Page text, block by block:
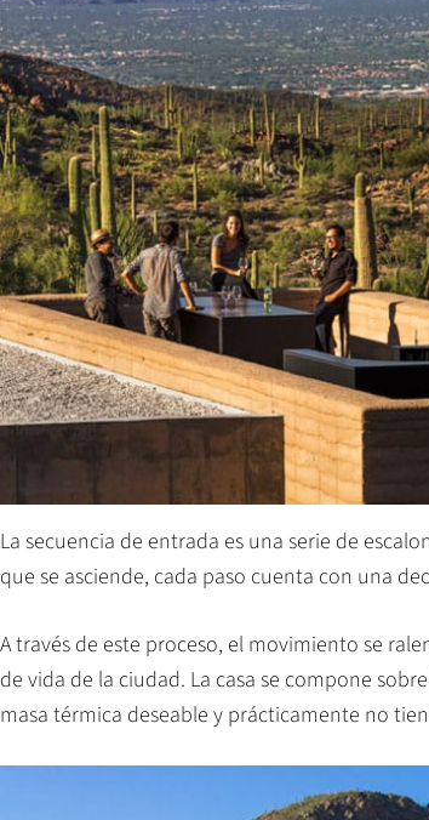
La secuencia de entrada es una serie de
que se asciende, cada paso cuenta con una
A través de este proceso, el movimiento se
de vida de la ciudad. La casa se ​​compone
masa térmica deseable y prácticamente no